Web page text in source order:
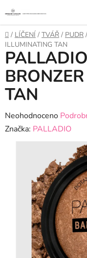
na
obsah
Domů
/ LÍČENÍ / TVÁŘ / PUDR /
ILLUMINATING TAN
TAN
Průměrné
hodnocení
hvězdiček.
Neohodnoceno
Značka: PALLADIO